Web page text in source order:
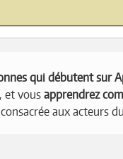
qui débutent sur
et vous apprendrez
aux acteurs